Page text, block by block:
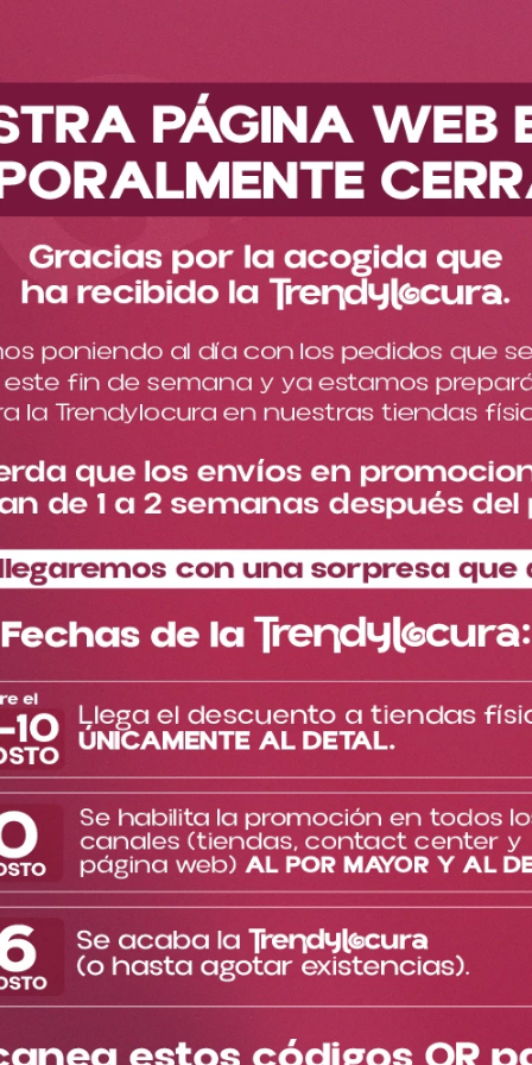
Cuidado de la piel Cuidado facial
Sérums
Doypack Serum Hidratante Morado Ref DSH1761
Doypack Serum Hidratante
Morado Ref DSH1761
Cargando comentarios…
¡Tu suero hidratante favorito ahora en sachet!
$10.000
Cantidad
＋
－
Especificaciones del
¡Tu suero hidratante favorito ahora en sachet!
- La fórmula es exactamente igual a la presentación que ya
conoces.
- Su textura es en gel.
- Es de absorción rápida.
TE PUEDE INTERESAR
Cargando el resumen…
Por favor, inicia sesión para escribir un comentario.
Más reciente